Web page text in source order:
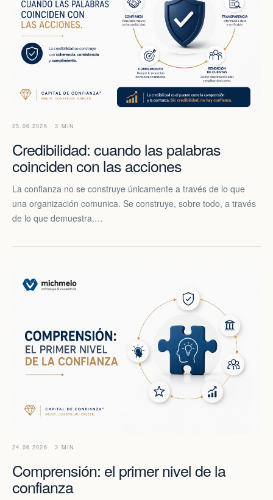
25.06.2026 · 3 MIN
Credibilidad: cuando las palabras
coinciden con las acciones
La confianza no se construye únicamente a través de lo que
una organización comunica. Se construye, sobre todo, a través
de lo que demuestra.…
24.06.2026 · 3 MIN
Comprensión: el primer nivel de la
confianza